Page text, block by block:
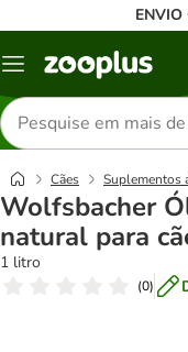
Menu
Pesquisar
produtos
Cães Suplementos
Wolfsbacher
natural para
1 litro
(0)